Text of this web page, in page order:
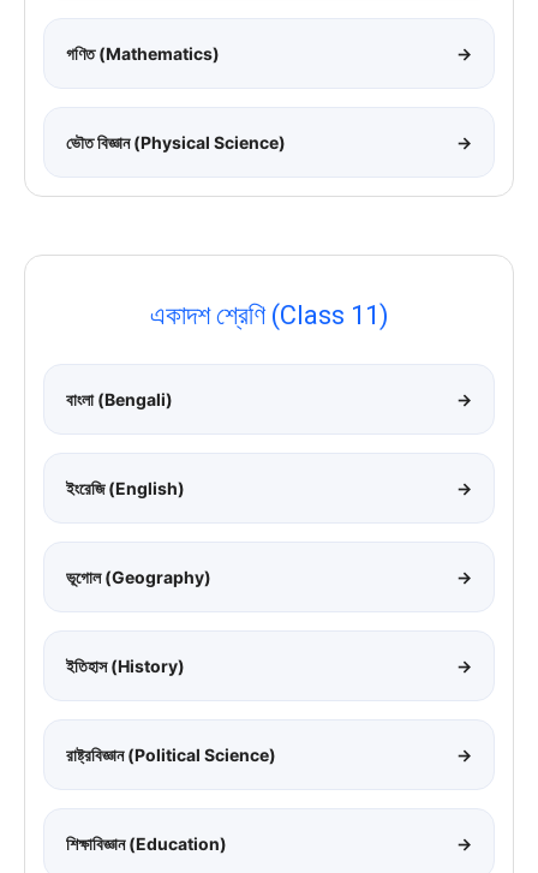
গণিত (Mathematics) →
ভৌত বিজ্ঞান (Physical Science) →
একাদশ শ্রেণি (Class 11)
বাংলা (Bengali) →
ইংরেজি (English) →
ভূগোল (Geography) →
ইতিহাস (History) →
রাষ্ট্রবিজ্ঞান (Political Science) →
শিক্ষাবিজ্ঞান (Education) →